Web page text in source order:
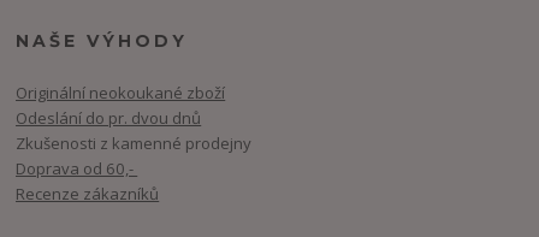
NAŠE VÝHODY
Originální neokoukané zboží
Odeslání do pr. dvou dnů
Zkušenosti z kamenné prodejny
Doprava od 60,-
Recenze zákazníků